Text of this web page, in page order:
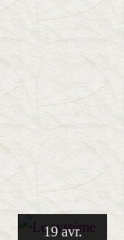
19 avr.